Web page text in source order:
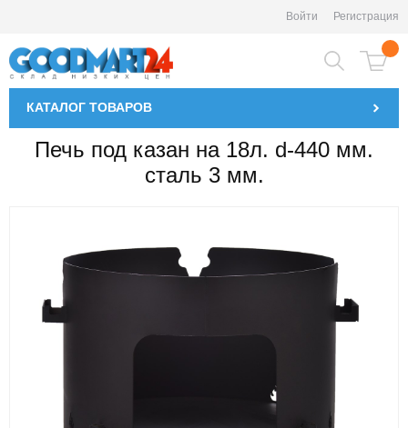
Войти Регистрация
КАТАЛОГ ТОВАРОВ
Печь под казан на 18л. d-440 мм.
сталь 3 мм.